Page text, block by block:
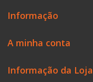
Informação
A minha conta
Informação da Loja